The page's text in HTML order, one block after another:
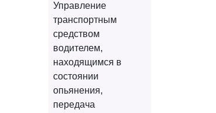
Управление
транспортным
средством
водителем,
находящимся в
состоянии
опьянения,
передача